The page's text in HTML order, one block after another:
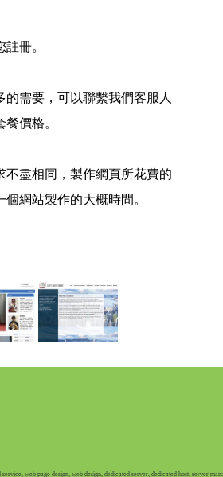
冊。
需要，可以聯繫我們客服人
價格。
不盡相同，製作網頁所花費的
網站製作的大概時間。
service, web page design, web design, dedicated server, dedicated host, server